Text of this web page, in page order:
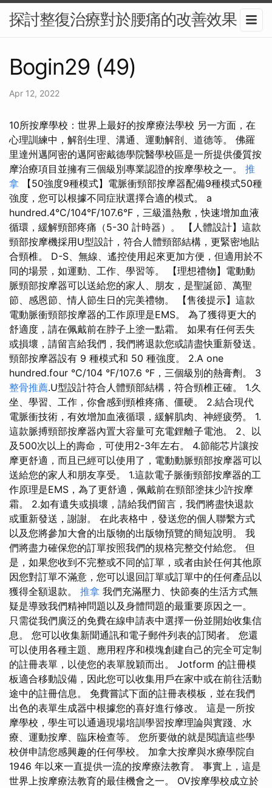
探討整復治療對於腰痛的改善效果
Bogin29 (49)
Apr 12, 2022
10所按摩學校：世界上最好的按摩療法學校 另一方面，在
心理訓練中，解剖生理、溝通、運動解剖、道德等。 佛羅
里達州邁阿密的邁阿密戴德學院醫學校區是一所提供優質按
摩治療項目並擁有三個級別專業認證的按摩學校之一。 推
拿 【50強度9種模式】電脈衝頸部按摩器配備9種模式50種
強度，您可以根據不同症狀選擇合適的模式。 a
hundred.4°C/104°F/107.6°F，三級溫熱敷，快速增加血液
循環，緩解頸部疼痛（5-30 計時器）。 【人體設計】這款
頸部按摩機採用U型設計，符合人體頸部結構，更緊密地貼
合頸椎。 D-S、無線、遙控使用起來更加方便，但適用於不
同的場景，如運動、工作、學習等。 【理想禮物】電動動
脈頸部按摩器可以送給您的家人、朋友，是聖誕節、萬聖
節、感恩節、情人節生日的完美禮物。 【售後提示】這款
電動脈衝頸部按摩器的工作原理是EMS。 為了獲得更大的
舒適度，請在佩戴前在脖子上塗一點霜。 如果有任何丟失
或損壞，請留言給我們，我們將退款您或請盡快重新發送。
頸部按摩器設有 9 種模式和 50 種強度。 2.A one
hundred.four °C/104 °F/107.6 °F，三個級別的熱膏劑。 3
整骨推薦.U型設計符合人體頸部結構，符合頸椎正確。 1.久
坐、學習、工作，你會感到頸椎疼痛、僵硬。 2.結合現代
電脈衝技術，有效增加血液循環，緩解肌肉、神經疲勞。 1.
這款脈搏頸部按摩器內置大容量可充電鋰離子電池。 2、以
及500次以上的壽命，可使用2-3年左右。 4.節能芯片讓按
摩更舒適，而且已經可以使用了，電動動脈頸部按摩器可以
送給您的家人和朋友享受。 1.這款電子脈衝頸部按摩器的工
作原理是EMS，為了更舒適，佩戴前在頸部塗抹少許按摩
霜。 2.如有遺失或損壞，請給我們留言，我們將盡快退款
或重新發送，謝謝。 在此表格中，發送您的個人聯繫方式
以及您將參加大會的出版物的出版物預覽的簡短說明。 我
們將盡力確保您的訂單按照我們的規格完整交付給您。 但
是，如果您收到不完整或不同的訂單，或者由於任何其他原
因您對訂單不滿意，您可以退回訂單或訂單中的任何產品以
獲得全額退款。 推拿 我們充滿壓力、快節奏的生活方式無
疑是導致我們精神問題以及身體問題的最重要原因之一。
只需從我們廣泛的免費在線申請表中選擇一份並開始收集信
息。 您可以收集新聞通訊和電子郵件列表的訂閱者。 您還
可以使用各種主題、應用程序和模塊創建自己的完全可定制
的註冊表單，以使您的表單脫穎而出。 Jotform 的註冊模
板適合移動設備，因此您可以收集用戶在家中或在前往活動
途中的註冊信息。 免費嘗試下面的註冊表模板，並在我們
出色的表單生成器中根據您的喜好進行修改。 這是一所按
摩學校，學生可以通過現場培訓學習按摩理論與實踐、水
療、運動按摩、臨床檢查等。 您所要做的就是閱讀這些學
校併申請您感興趣的任何學校。 加拿大按摩與水療學院自
1946 年以來一直提供一流的按摩療法教育。 事實上，這是
世界上按摩療法教育的最佳機會之一。 OV按摩學校成立於